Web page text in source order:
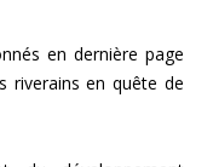
en dernière page
riverains en quête de